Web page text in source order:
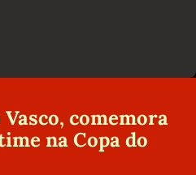
comemora
na Copa do